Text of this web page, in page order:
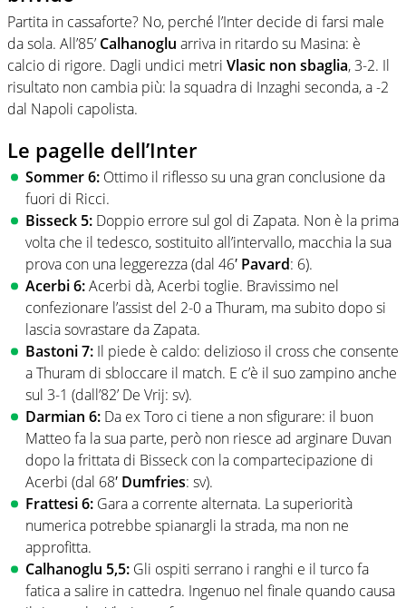
Partita in cassaforte? No, perché l’Inter decide di farsi male
da sola. All’85’ Calhanoglu arriva in ritardo su Masina: è
calcio di rigore. Dagli undici metri Vlasic non sbaglia, 3-2. Il
risultato non cambia più: la squadra di Inzaghi seconda, a -2
dal Napoli capolista.
Le pagelle dell’Inter
Sommer 6: Ottimo il riflesso su una gran conclusione da
fuori di Ricci.
Bisseck 5: Doppio errore sul gol di Zapata. Non è la prima
volta che il tedesco, sostituito all’intervallo, macchia la sua
prova con una leggerezza (dal 46′ Pavard: 6).
Acerbi 6:Acerbi dà, Acerbi toglie. Bravissimo nel
confezionare l’assist del 2-0 a Thuram, ma subito dopo si
lascia sovrastare da Zapata.
Bastoni 7: Il piede è caldo: delizioso il cross che consente
a Thuram di sbloccare il match. E c’è il suo zampino anche
sul 3-1 (dall’82’ De Vrij: sv).
Darmian 6: Da ex Toro ci tiene a non sfigurare: il buon
Matteo fa la sua parte, però non riesce ad arginare Duvan
dopo la frittata di Bisseck con la compartecipazione di
Acerbi (dal 68′ Dumfries: sv).
Frattesi 6: Gara a corrente alternata. La superiorità
numerica potrebbe spianargli la strada, ma non ne
approfitta.
Calhanoglu 5,5: Gli ospiti serrano i ranghi e il turco fa
fatica a salire in cattedra. Ingenuo nel finale quando causa